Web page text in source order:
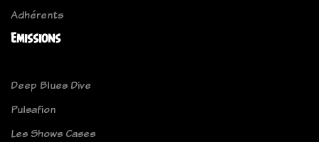
Adhérents
Emissions
Deep Blues Dive
Pulsafion
Les Shows Cases